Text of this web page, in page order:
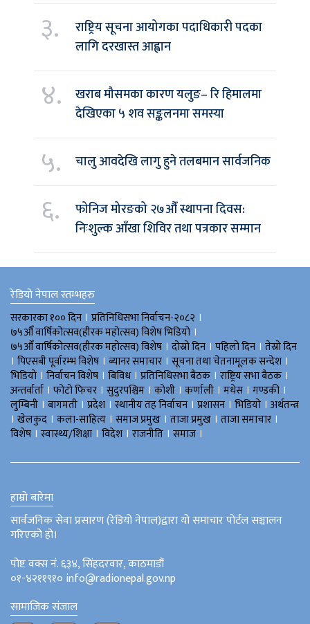
३.
राष्ट्रिय सूचना आयोगका पदाधिकारी पदका
लागि दरखास्त आह्वान
४.
खराब मौसमका कारण यलुङ– रि हिमालमा
देखिएका ५ शव सङ्कलनमा समस्या
५. चालु आवदेखि लागु हुने तलबमान सार्वजनिक
६.
फोनिज मोरङको २७औँ स्थापना दिवस:
निःशुल्क आँखा शिविर तथा पत्रकार सम्मान
रेडियो नेपाल स्तम्भहरु
सरकारका १०० दिन । प्रतिनिधिसभा निर्वाचन-२०८२ ।
७५औँ वार्षिकोत्सव(हीरक महोत्सव) विशेष भिडियाे ।
७५औँ वार्षिकोत्सव(हीरक महोत्सव) विशेष । दोस्रो दिन । पहिलो दिन । तेस्रो दिन
। पिएसबी पूर्वारम्भ विशेष । ब्यानर समाचार । सूचना तथा चेतनामूलक सन्देश ।
भिडियाे । निर्वाचन विशेष । बिविध। प्रतिनिधिसभा बैठक । राष्ट्रिय सभा बैठक ।
अन्तर्वार्ता । फोटो फिचर । सुदुरपश्चिम । काेशी । कर्णाली । मधेस । गण्डकी ।
लुम्बिनी । बागमती । प्रदेश । स्थानीय तह निर्वाचन । प्रशासन । भिडियो । अर्थतन्त्र
। खेलकुद । कला-साहित्य । समाज प्रमुख । ताजा प्रमुख । ताजा समाचार ।
विशेष । स्वास्थ्य/शिक्षा । विदेश । राजनीति । समाज ।
हाम्रो बारेमा
सार्वजनिक सेवा प्रसारण (रेडियो नेपाल)द्वारा यो समाचार पोर्टल सञ्चालन
गरिएको हो।
पोष्ट वक्स नं. ६३४, सिंहदरवार, काठमाडौं
०१-४२११९१० info@radionepal.gov.np
सामाजिक संजाल